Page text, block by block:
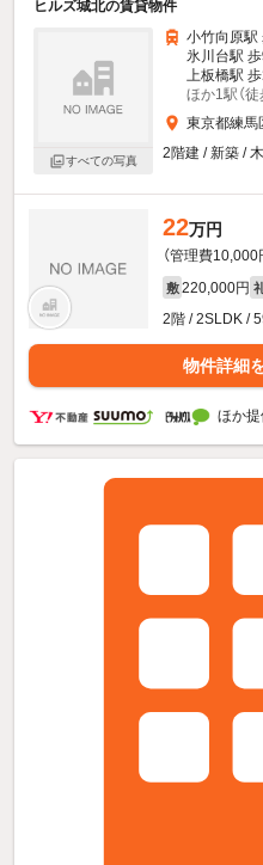
ヒルズ城北の賃貸物件
すべての写真
小竹向原駅
氷川台駅 歩
上板橋駅 歩
ほか1駅（徒
東京都練馬
2階建 / 新築 /
22万円
（管理費10,000
敷 220,000円
2階 / 2SLDK /
物件詳細
ほか